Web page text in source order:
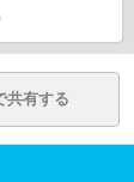
共有する